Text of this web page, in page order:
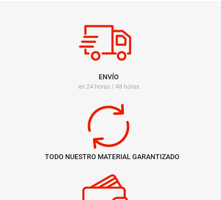
ENVÍO
en 24 horas / 48 horas
TODO NUESTRO MATERIAL GARANTIZADO